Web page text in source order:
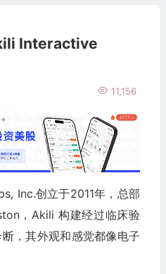
Interactive
11,156
Inc.创立于2011年，总部
，Akili 构建经过临床验
，其外观和感觉都像电子